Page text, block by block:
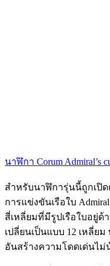
นาฬิกา Corum Admiral’s
สำหรับนาฬิการุ่นนี้ถูกเปิด
การแข่งขันเรือใบ
สี่เหลี่ยมที่มีรูปเรือใบอยู่
เปลี่ยนเป็นแบบ 12 เหลี่ย
อันสร้างความโดดเด่นไ